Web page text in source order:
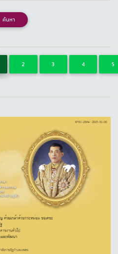
ค้นหา
2 3 4 5